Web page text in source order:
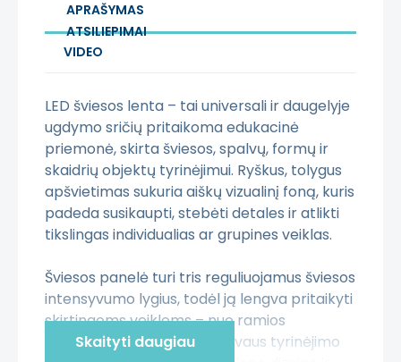
APRAŠYMAS
ATSILIEPIMAI
VIDEO
LED šviesos lenta – tai universali ir daugelyje
ugdymo sričių pritaikoma edukacinė
priemonė, skirta šviesos, spalvų, formų ir
skaidrių objektų tyrinėjimui. Ryškus, tolygus
apšvietimas sukuria aiškų vizualinį foną, kuris
padeda susikaupti, stebėti detales ir atlikti
tikslingas individualias ar grupines veiklas.
Šviesos panelė turi tris reguliuojamus šviesos
intensyvumo lygius, todėl ją lengva pritaikyti
skirtingoms veikloms – nuo ramios
sensorinės patirties iki aktyvaus tyrinėjimo
Skaityti daugiau